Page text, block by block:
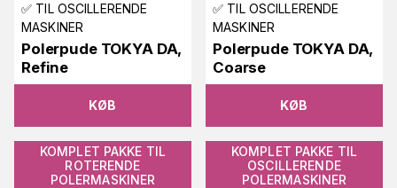
✅ TIL OSCILLERENDE
MASKINER
Polerpude TOKYA DA,
Refine
KØB
✅ TIL OSCILLERENDE
MASKINER
Polerpude TOKYA DA,
Coarse
KØB
KOMPLET PAKKE TIL
ROTERENDE
POLERMASKINER
KOMPLET PAKKE TIL
OSCILLERENDE
POLERMASKINER